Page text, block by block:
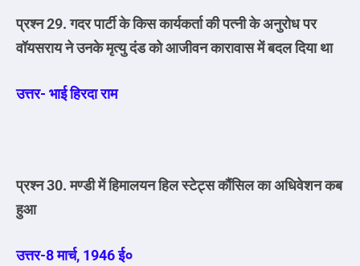
प्रश्न 29. गदर पार्टी के किस कार्यकर्ता की पत्नी के अनुरोध पर
वॉयसराय ने उनके मृत्यु दंड को आजीवन कारावास में बदल दिया था
उत्तर- भाई हिरदा राम
प्रश्न 30. मण्डी में हिमालयन हिल स्टेट्स कौंसिल का अधिवेशन कब
हुआ
उत्तर-8 मार्च, 1946 ई०